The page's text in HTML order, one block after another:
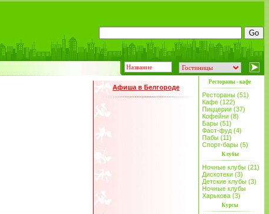
Афиша в Белгороде
Рестораны - кафе
Рестораны (51)
Кафе (122)
Пиццерии (37)
Кофейни (8)
Бары (51)
Фаст-фуд (4)
Пабы (11)
Спорт-бары (5)
Клубы
Ночные клубы (21)
Дискотеки (3)
Детские клубы (3)
Ночные клубы
Харькова (3)
Курсы